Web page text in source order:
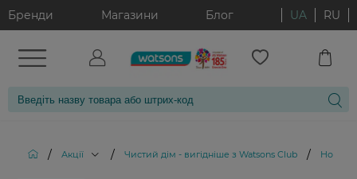
Бренди Магазини Блог UA RU
/ Акції / Чистий дім - вигідніше з Watsons Club / Носові